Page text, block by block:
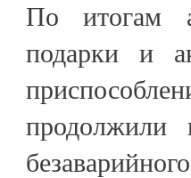
По итогам
подарки и
продолжили